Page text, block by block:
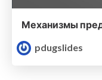
pdugslides